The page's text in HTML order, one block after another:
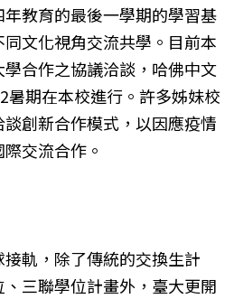
教育的最後一學期的學習基
文化視角交流共學。目前本
合作之協議洽談，哈佛中文
暑期在本校進行。許多姊妹校
創新合作模式，以因應疫情
交流合作。
軌，除了傳統的交換生計
三聯學位計畫外，臺大更開